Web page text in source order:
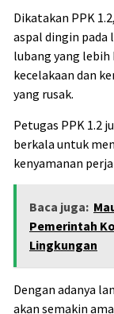
Dikatakan PPK
aspal dingin pada
lubang yang
kecelakaan dan
yang rusak.
Petugas PPK 1.2
berkala untuk
kenyamanan
Baca juga:
Pemerintah
Lingkungan
Dengan adanya
akan semakin